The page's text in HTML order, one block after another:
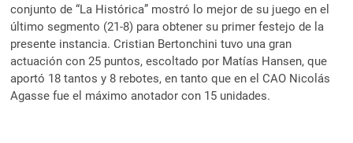
conjunto de “La Histórica” mostró lo mejor de su juego en el
último segmento (21-8) para obtener su primer festejo de la
presente instancia. Cristian Bertonchini tuvo una gran
actuación con 25 puntos, escoltado por Matías Hansen, que
aportó 18 tantos y 8 rebotes, en tanto que en el CAO Nicolás
Agasse fue el máximo anotador con 15 unidades.